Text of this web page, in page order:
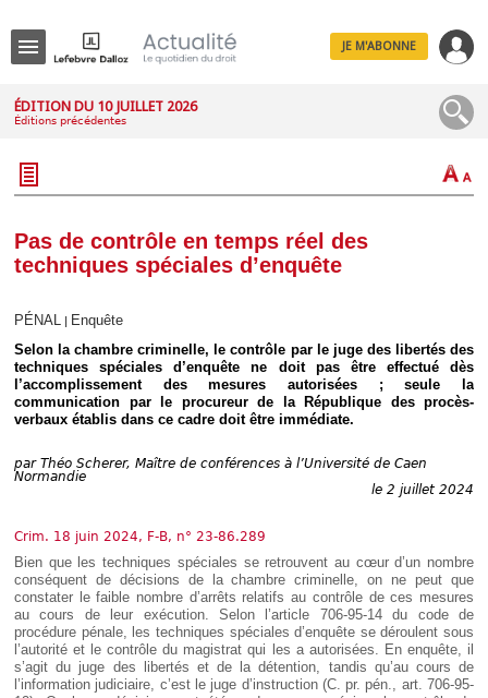
IT
JE M'ABONNE
ÉDITION DU 10 JUILLET 2026
Éditions précédentes
Pas de contrôle en temps réel des
techniques spéciales d’enquête
PÉNAL
Enquête
Selon la chambre criminelle, le contrôle par le juge des libertés des
techniques spéciales d’enquête ne doit pas être effectué dès
l’accomplissement des mesures autorisées ; seule la
communication par le procureur de la République des procès-
verbaux établis dans ce cadre doit être immédiate.
par Théo Scherer, Maître de conférences à l’Université de Caen
Normandie
le 2 juillet 2024
Crim. 18 juin 2024, F-B, n° 23-86.289
Bien que les techniques spéciales se retrouvent au cœur d’un nombre
conséquent de décisions de la chambre criminelle, on ne peut que
constater le faible nombre d’arrêts relatifs au contrôle de ces mesures
au cours de leur exécution. Selon l’article 706-95-14 du code de
procédure pénale, les techniques spéciales d’enquête se déroulent sous
l’autorité et le contrôle du magistrat qui les a autorisées. En enquête, il
s’agit du juge des libertés et de la détention, tandis qu’au cours de
l’information judiciaire, c’est le juge d’instruction (C. pr. pén., art. 706-95-